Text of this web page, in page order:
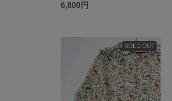
6,800円
SOLD OUT